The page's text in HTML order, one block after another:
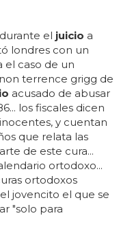
durante el juicio a
londres con un
el caso de un
terrence grigg de
acusado de abusar
los fiscales dicen
y cuentan
que relata las
de este cura...
ortodoxo...
ortodoxos
jovencito el que se
"solo para